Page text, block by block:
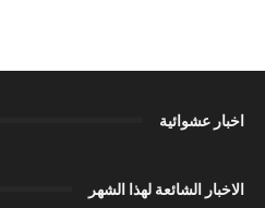
اخبار عشوائية
الاخبار الشائعة لهذا الشهر